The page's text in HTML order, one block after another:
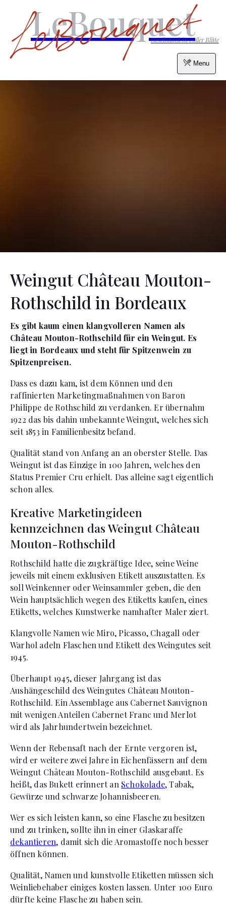
Menu
LeBouquet
Geschmack in voller Blüte
Weingut Château Mouton-
Rothschild in Bordeaux
Es gibt kaum einen klangvolleren Namen als
Château Mouton-Rothschild für ein Weingut. Es
liegt in Bordeaux und steht für Spitzenwein zu
Spitzenpreisen.
Dass es dazu kam, ist dem Können und den
raffinierten Marketingmaßnahmen von Baron
Philippe de Rothschild zu verdanken. Er übernahm
1922 das bis dahin unbekannte Weingut, welches sich
seit 1853 in Familienbesitz befand.
Qualität stand von Anfang an an oberster Stelle. Das
Weingut ist das Einzige in 100 Jahren, welches den
Status Premier Cru erhielt. Das alleine sagt eigentlich
schon alles.
Kreative Marketingideen
kennzeichnen das Weingut Château
Mouton-Rothschild
Rothschild hatte die zugkräftige Idee, seine Weine
jeweils mit einem exklusiven Etikett auszustatten. Es
soll Weinkenner oder Weinsammler geben, die den
Wein hauptsächlich wegen des Etiketts kaufen, eines
Etiketts, welches Kunstwerke namhafter Maler ziert.
Klangvolle Namen wie Miro, Picasso, Chagall oder
Warhol adeln Flaschen und Etikett des Weingutes seit
1945.
Überhaupt 1945, dieser Jahrgang ist das
Aushängeschild des Weingutes Château Mouton-
Rothschild. Ein Assemblage aus Cabernet Sauvignon
mit wenigen Anteilen Cabernet Franc und Merlot
wird als Jahrhundertwein bezeichnet.
Wenn der Rebensaft nach der Ernte vergoren ist,
wird er weitere zwei Jahre in Eichenfässern auf dem
Weingut Château Mouton-Rothschild ausgebaut. Es
heißt, das Bukett erinnert an Schokolade, Tabak,
Gewürze und schwarze Johannisbeeren.
Wer es sich leisten kann, so eine Flasche zu besitzen
und zu trinken, sollte ihn in einer Glaskaraffe
dekantieren, damit sich die Aromastoffe noch besser
öffnen können.
Qualität, Namen und kunstvolle Etiketten müssen sich
Weinliebehaber einiges kosten lassen. Unter 100 Euro
dürfte keine Flasche zu haben sein.